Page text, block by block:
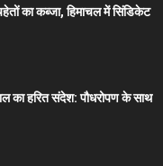
का कब्जा, हिमाचल में सिंडिकेट
का हरित संदेश: पौधरोपण के साथ